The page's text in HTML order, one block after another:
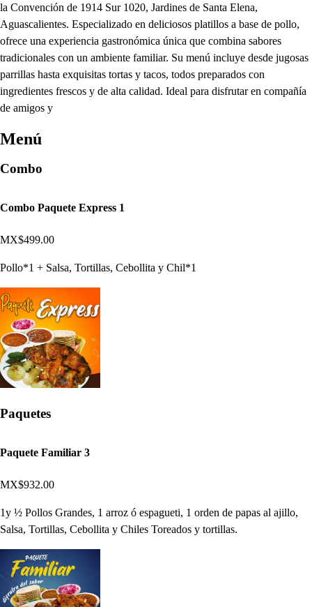
la Convención de 1914 Sur 1020, Jardines de Santa Elena,
Aguascalientes. Especializado en deliciosos platillos a base de pollo,
ofrece una experiencia gastronómica única que combina sabores
tradicionales con un ambiente familiar. Su menú incluye desde jugosas
parrillas hasta exquisitas tortas y tacos, todos preparados con
ingredientes frescos y de alta calidad. Ideal para disfrutar en compañía
de amigos y
Menú
Combo
Combo Paquete Express 1
MX$499.00
Pollo*1 + Salsa, Tortillas, Cebollita y Chil*1
Paquetes
Paquete Familiar 3
MX$932.00
1y ½ Pollos Grandes, 1 arroz ó espagueti, 1 orden de papas al ajillo,
Salsa, Tortillas, Cebollita y Chiles Toreados y tortillas.